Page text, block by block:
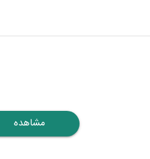
مشاهده